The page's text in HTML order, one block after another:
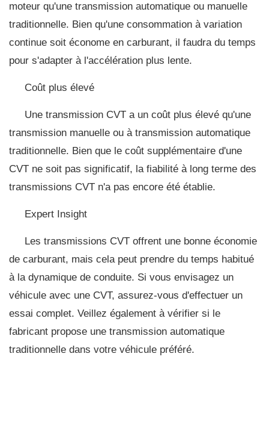
moteur qu'une transmission automatique ou manuelle
traditionnelle. Bien qu'une consommation à variation
continue soit économe en carburant, il faudra du temps
pour s'adapter à l'accélération plus lente.
Coût plus élevé
Une transmission CVT a un coût plus élevé qu'une
transmission manuelle ou à transmission automatique
traditionnelle. Bien que le coût supplémentaire d'une
CVT ne soit pas significatif, la fiabilité à long terme des
transmissions CVT n'a pas encore été établie.
Expert Insight
Les transmissions CVT offrent une bonne économie
de carburant, mais cela peut prendre du temps habitué
à la dynamique de conduite. Si vous envisagez un
véhicule avec une CVT, assurez-vous d'effectuer un
essai complet. Veillez également à vérifier si le
fabricant propose une transmission automatique
traditionnelle dans votre véhicule préféré.